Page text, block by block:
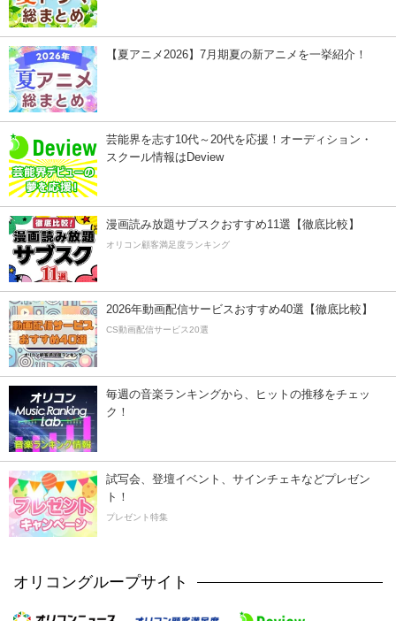
【夏アニメ2026】7月期夏の新アニメを一挙紹介！
芸能界を志す10代～20代を応援！オーディション・
スクール情報はDeview
漫画読み放題サブスクおすすめ11選【徹底比較】
オリコン顧客満足度ランキング
2026年動画配信サービスおすすめ40選【徹底比較】
CS動画配信サービス20選
毎週の音楽ランキングから、ヒットの推移をチェッ
ク！
試写会、登壇イベント、サインチェキなどプレゼン
ト！
プレゼント特集
オリコングループサイト